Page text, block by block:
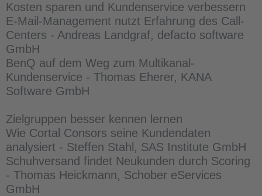
Kosten sparen und Kundenservice verbessern
E-Mail-Management nutzt Erfahrung des Call-
Centers - Andreas Landgraf, defacto software
GmbH
BenQ auf dem Weg zum Multikanal-
Kundenservice - Thomas Eherer, KANA
Software GmbH
Zielgruppen besser kennen lernen
Wie Cortal Consors seine Kundendaten
analysiert - Steffen Stahl, SAS Institute GmbH
Schuhversand findet Neukunden durch Scoring
- Thomas Heickmann, Schober eServices
GmbH